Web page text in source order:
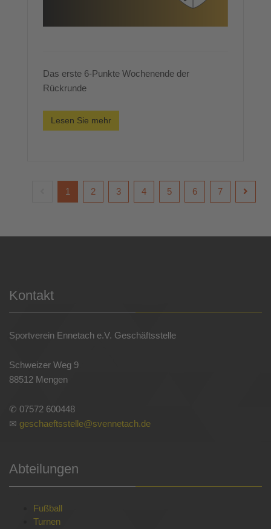
Das erste 6-Punkte Wochenende der
Rückrunde
Lesen Sie mehr
1 2 3 4 5 6 7
Kontakt
Sportverein Ennetach e.V. Geschäftsstelle
Schweizer Weg 9
88512 Mengen
✆ 07572 600448
✉ geschaeftsstelle@svennetach.de
Abteilungen
Fußball
Turnen